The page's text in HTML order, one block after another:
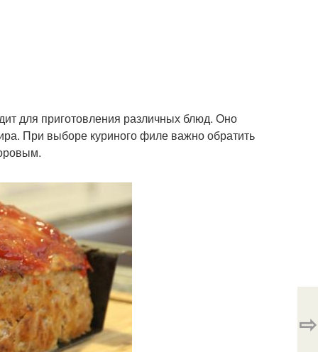
для приготовления различных блюд. Оно
При выборе куриного филе важно обратить
⇨